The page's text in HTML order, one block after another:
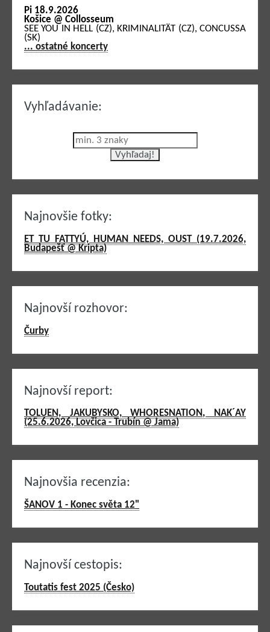
Pi 18.9.2026
Košice @ Collosseum
SEE YOU IN HELL (CZ), KRIMINALITÄT (CZ), CONCUSSA
(SK)
... ostatné koncerty
Vyhľadávanie:
Najnovšie fotky:
ET TU FATTYÚ, HUMAN NEEDS, OUST (19.7.2026,
Budapešť @ Kripta)
Najnovší rozhovor:
Čurby
Najnovší report:
TOLUEN, JAKUBYSKO, WHORESNATION, NAK´AY
(25.6.2026, Lovčica - Trubín @ Jama)
Najnovšia recenzia:
ŠANOV 1 - Konec světa 12"
Najnovší cestopis:
Toutatis fest 2025 (Česko)